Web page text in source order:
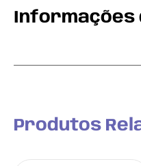
Informações
Produtos